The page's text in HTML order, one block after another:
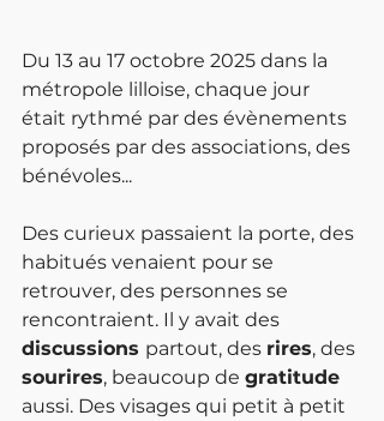
Du 13 au 17 octobre 2025 dans la
métropole lilloise, chaque jour
était rythmé par des évènements
proposés par des associations, des
bénévoles...
Des curieux passaient la porte, des
habitués venaient pour se
retrouver, des personnes se
rencontraient. Il y avait des
discussions partout, des rires, des
sourires, beaucoup de gratitude
aussi. Des visages qui petit à petit